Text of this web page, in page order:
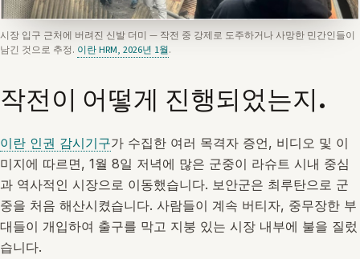
시장 입구 근처에 버려진 신발 더미 — 작전 중 강제로 도주하거나 사망한 민간인들이
남긴 것으로 추정. 이란 HRM, 2026년 1월.
작전이 어떻게 진행되었는지.
이란 인권 감시기구가 수집한 여러 목격자 증언, 비디오 및 이
미지에 따르면, 1월 8일 저녁에 많은 군중이 라슈트 시내 중심
과 역사적인 시장으로 이동했습니다. 보안군은 최루탄으로 군
중을 처음 해산시켰습니다. 사람들이 계속 버티자, 중무장한 부
대들이 개입하여 출구를 막고 지붕 있는 시장 내부에 불을 질렀
습니다.